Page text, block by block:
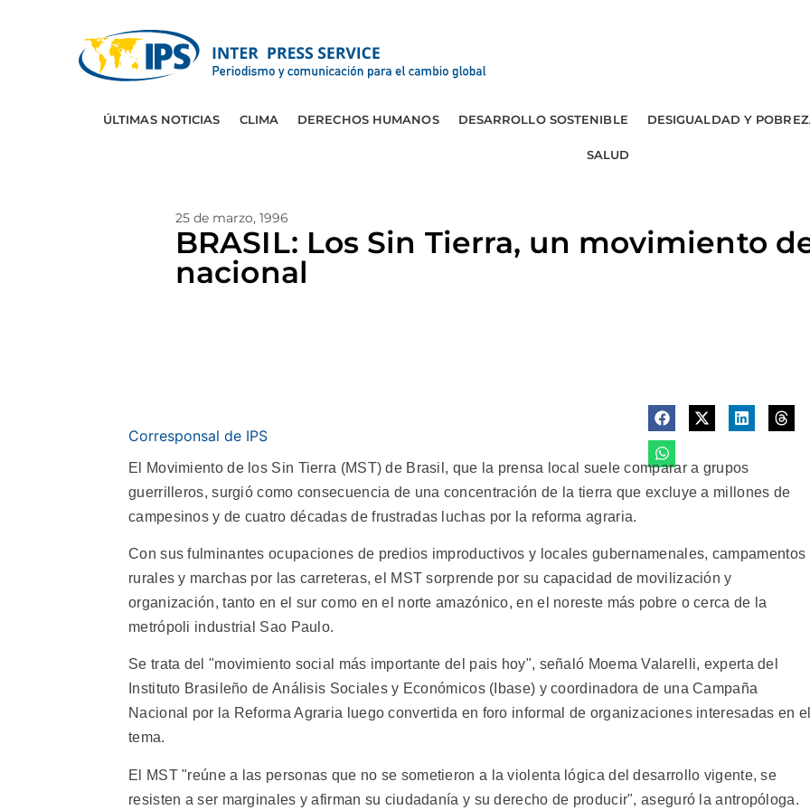
ÚLTIMAS NOTICIAS CLIMA DERECHOS HUMANOS DESARROLLO SOSTENIBLE DESIGUALDAD Y
SALUD
25 de marzo, 1996
BRASIL: Los Sin Tierra, un movimiento
nacional
Corresponsal de IPS
El Movimiento de los Sin Tierra (MST) de Brasil, que la prensa local suele comparar a grupos
guerrilleros, surgió como consecuencia de una concentración de la tierra que excluye a millones de
campesinos y de cuatro décadas de frustradas luchas por la reforma agraria.
Con sus fulminantes ocupaciones de predios improductivos y locales gubernamenales, campamentos
rurales y marchas por las carreteras, el MST sorprende por su capacidad de movilización y
organización, tanto en el sur como en el norte amazónico, en el noreste más pobre o cerca de la
metrópoli industrial Sao Paulo.
Se trata del "movimiento social más importante del pais hoy", señaló Moema Valarelli, experta del
Instituto Brasileño de Análisis Sociales y Económicos (Ibase) y coordinadora de una Campaña
Nacional por la Reforma Agraria luego convertida en foro informal de organizaciones interesadas en
tema.
El MST "reúne a las personas que no se sometieron a la violenta lógica del desarrollo vigente, se
resisten a ser marginales y afirman su ciudadanía y su derecho de producir", aseguró la antropóloga.